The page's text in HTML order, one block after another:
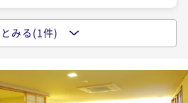
「旬彩」レストラン食】夕食
手足を伸ばして気持ちよく過ご
決済可
IN 15:00 - 18:00 OUT11:00
みる(1件)